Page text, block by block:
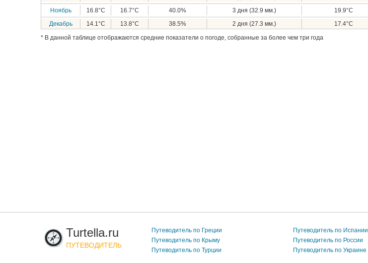
Ноябрь
16.8°C 16.7°C 40.0% 3 дня (32.9 мм.) 19.9°C
Декабрь
14.1°C 13.8°C 38.5% 2 дня (27.3 мм.) 17.4°C
* В данной таблице отображаются средние показатели о погоде, собранные за более чем три года
Turtella.ru
ПУТЕВОДИТЕЛЬ
Путеводитель по Греции Путеводитель по Испании
Путеводитель по Крыму
Путеводитель по России
Путеводитель по Турции
Путеводитель по Украине